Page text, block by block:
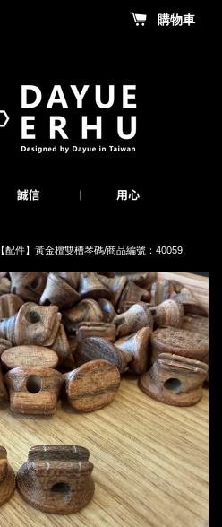
購物車
【配件】黃金檀雙槽琴碼/商品編號：40059